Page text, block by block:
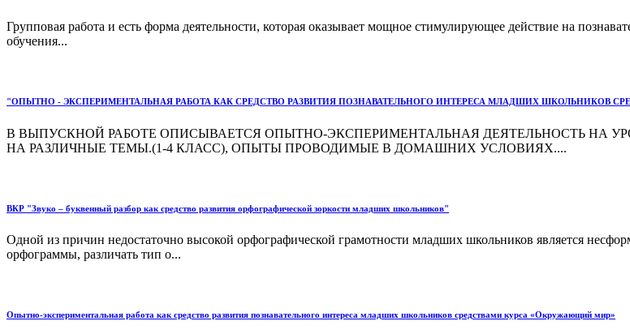
Групповая работа и есть форма деятельности, которая оказывает мощное стимулирующее действие на
обучения...
"ОПЫТНО - ЭКСПЕРИМЕНТАЛЬНАЯ РАБОТА КАК СРЕДСТВО РАЗВИТИЯ ПОЗНАВАТЕЛЬНОГО ИНТЕРЕСА МЛАДШИХ ШКОЛЬНИКОВ
В ВЫПУСКНОЙ РАБОТЕ ОПИСЫВАЕТСЯ ОПЫТНО-ЭКСПЕРИМЕНТАЛЬНАЯ ДЕЯТЕЛЬНОСТЬ НА
НА РАЗЛИЧНЫЕ ТЕМЫ.(1-4 КЛАСС), ОПЫТЫ ПРОВОДИМЫЕ В ДОМАШНИХ УСЛОВИЯХ....
ВКР "Звуко – буквенный разбор как средство развития орфографической зоркости младших школьников"
Одной из причин недостаточно высокой орфографической грамотности младших школьников является
орфограммы, различать тип о...
Опытно-экспериментальная работа как средство развития познавательного интереса младших школьников средствами курса «Окружающий мир»